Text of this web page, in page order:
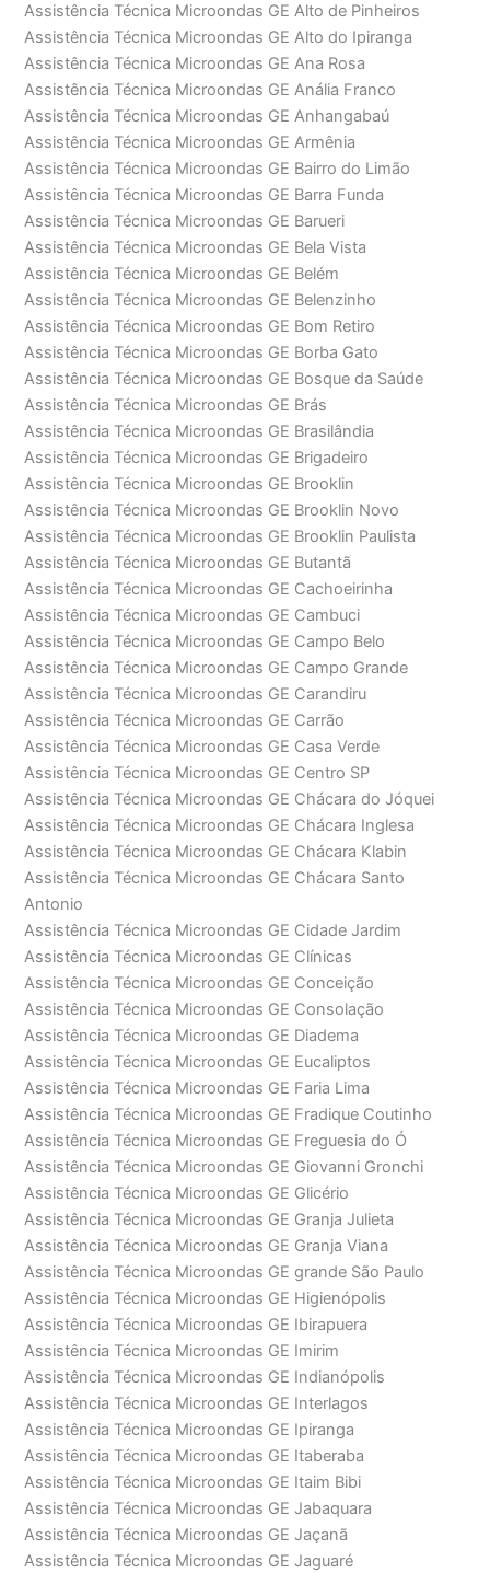
Assistência Técnica Microondas GE Alto de Pinheiros
Assistência Técnica Microondas GE Alto do Ipiranga
Assistência Técnica Microondas GE Ana Rosa
Assistência Técnica Microondas GE Anália Franco
Assistência Técnica Microondas GE Anhangabaú
Assistência Técnica Microondas GE Armênia
Assistência Técnica Microondas GE Bairro do Limão
Assistência Técnica Microondas GE Barra Funda
Assistência Técnica Microondas GE Barueri
Assistência Técnica Microondas GE Bela Vista
Assistência Técnica Microondas GE Belém
Assistência Técnica Microondas GE Belenzinho
Assistência Técnica Microondas GE Bom Retiro
Assistência Técnica Microondas GE Borba Gato
Assistência Técnica Microondas GE Bosque da Saúde
Assistência Técnica Microondas GE Brás
Assistência Técnica Microondas GE Brasilândia
Assistência Técnica Microondas GE Brigadeiro
Assistência Técnica Microondas GE Brooklin
Assistência Técnica Microondas GE Brooklin Novo
Assistência Técnica Microondas GE Brooklin Paulista
Assistência Técnica Microondas GE Butantã
Assistência Técnica Microondas GE Cachoeirinha
Assistência Técnica Microondas GE Cambuci
Assistência Técnica Microondas GE Campo Belo
Assistência Técnica Microondas GE Campo Grande
Assistência Técnica Microondas GE Carandiru
Assistência Técnica Microondas GE Carrão
Assistência Técnica Microondas GE Casa Verde
Assistência Técnica Microondas GE Centro SP
Assistência Técnica Microondas GE Chácara do Jóquei
Assistência Técnica Microondas GE Chácara Inglesa
Assistência Técnica Microondas GE Chácara Klabin
Assistência Técnica Microondas GE Chácara Santo
Antonio
Assistência Técnica Microondas GE Cidade Jardim
Assistência Técnica Microondas GE Clínicas
Assistência Técnica Microondas GE Conceição
Assistência Técnica Microondas GE Consolação
Assistência Técnica Microondas GE Diadema
Assistência Técnica Microondas GE Eucaliptos
Assistência Técnica Microondas GE Faria Lima
Assistência Técnica Microondas GE Fradique Coutinho
Assistência Técnica Microondas GE Freguesia do Ó
Assistência Técnica Microondas GE Giovanni Gronchi
Assistência Técnica Microondas GE Glicério
Assistência Técnica Microondas GE Granja Julieta
Assistência Técnica Microondas GE Granja Viana
Assistência Técnica Microondas GE grande São Paulo
Assistência Técnica Microondas GE Higienópolis
Assistência Técnica Microondas GE Ibirapuera
Assistência Técnica Microondas GE Imirim
Assistência Técnica Microondas GE Indianópolis
Assistência Técnica Microondas GE Interlagos
Assistência Técnica Microondas GE Ipiranga
Assistência Técnica Microondas GE Itaberaba
Assistência Técnica Microondas GE Itaim Bibi
Assistência Técnica Microondas GE Jabaquara
Assistência Técnica Microondas GE Jaçanã
Assistência Técnica Microondas GE Jaguaré